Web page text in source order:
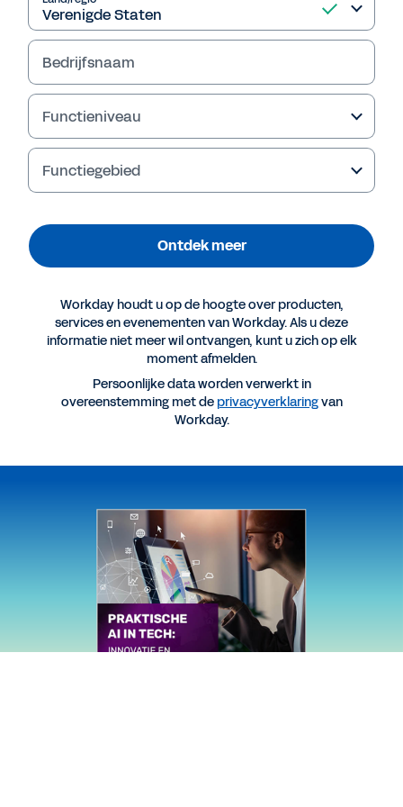
Ontdek meer
CHECKLIST
technologyleaders nodig hebben
Een nieuwe kijk op AI in tech en media
Meer resources bekijken
Bedrijfsnaam
Functieniveau
Functiegebied
Ontdek meer
Workday houdt u op de hoogte over producten,
services en evenementen van Workday. Als u deze
informatie niet meer wil ontvangen, kunt u zich op elk
moment afmelden.
Persoonlijke data worden verwerkt in
overeenstemming met de privacyverklaringvan
Workday.